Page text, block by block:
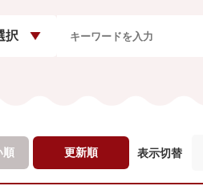
択
順 更新順 表示切替